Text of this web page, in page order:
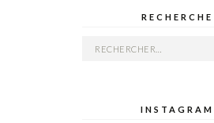
RECHERCHE
Rechercher :
INSTAGRAM